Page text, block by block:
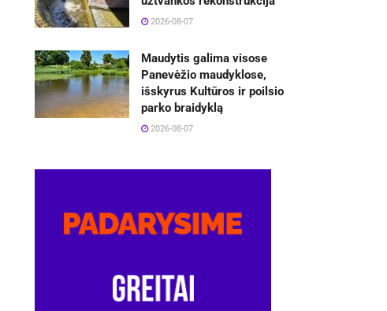
2026-08-07
Maudytis galima visose
Panevėžio maudyklose,
išskyrus Kultūros ir poilsio
parko braidyklą
2026-08-07